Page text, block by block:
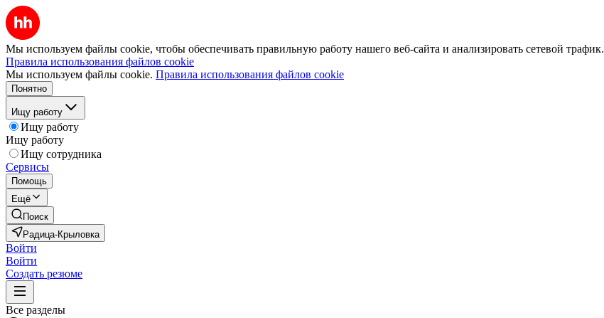
Мы используем файлы cookie, чтобы обеспечивать правильную работу нашего веб-сайта и анализировать сетевой трафик.
Правила использования файлов cookie
Мы используем файлы cookie. Правила использования файлов cookie
Понятно
Ищу работу
Ищу работу
Ищу работу
Ищу сотрудника
Сервисы
Помощь
Ещё
Поиск
Радица-Крыловка
Войти
Войти
Создать резюме
Все разделы